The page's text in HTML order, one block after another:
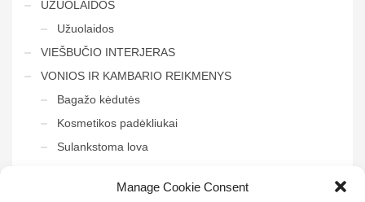
Manage Cookie Consent
UŽUOLAIDOS
Užuolaidos
VIEŠBUČIO INTERJERAS
VONIOS IR KAMBARIO REIKMENYS
Bagažo kėdutės
Kosmetikos padėkliukai
Sulankstoma lova
Veidrodis į vonią